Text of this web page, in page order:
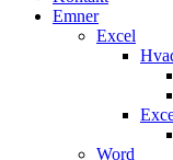
Emner
Excel
Word